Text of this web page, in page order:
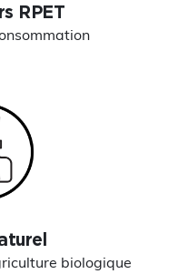
RPET
biologique